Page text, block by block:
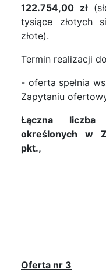
122.754,00 zł
tysiące złotych
złote).
Termin realizacji
- oferta spełnia
Zapytaniu
Łączna
określonych w
pkt.,
Oferta nr 3